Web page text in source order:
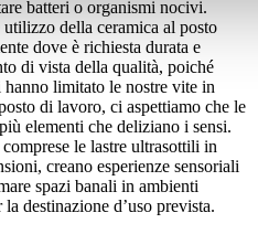
batteri o organismi nocivi.
della ceramica al posto
dove è richiesta durata e
di vista della qualità, poiché
hanno limitato le nostre vite in
di lavoro, ci aspettiamo che le
elementi che deliziano i sensi.
le lastre ultrasottili in
creano esperienze sensoriali
spazi banali in ambienti
destinazione d’uso prevista.